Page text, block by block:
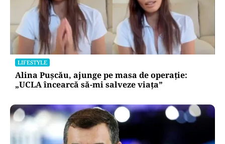
LIFESTYLE
Alina Pușcău, ajunge pe masa de operație:
„UCLA încearcă să-mi salveze viața”